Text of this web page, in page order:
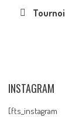
Tournoi
INSTAGRAM
[fts_instagram